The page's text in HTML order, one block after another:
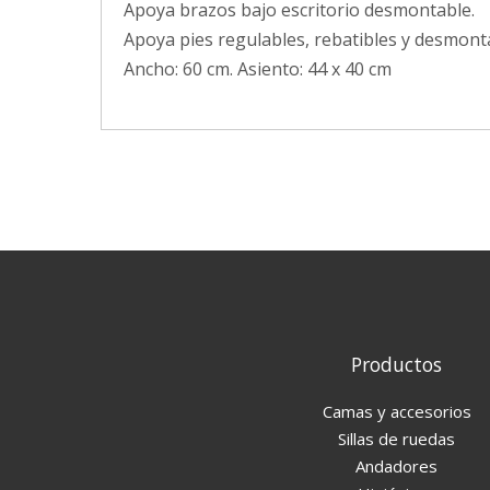
Apoya brazos bajo escritorio desmontable.
Apoya pies regulables, rebatibles y
Ancho: 60 cm. Asiento: 44 x 40 cm
Productos
Camas y accesorios
Sillas de ruedas
Andadores